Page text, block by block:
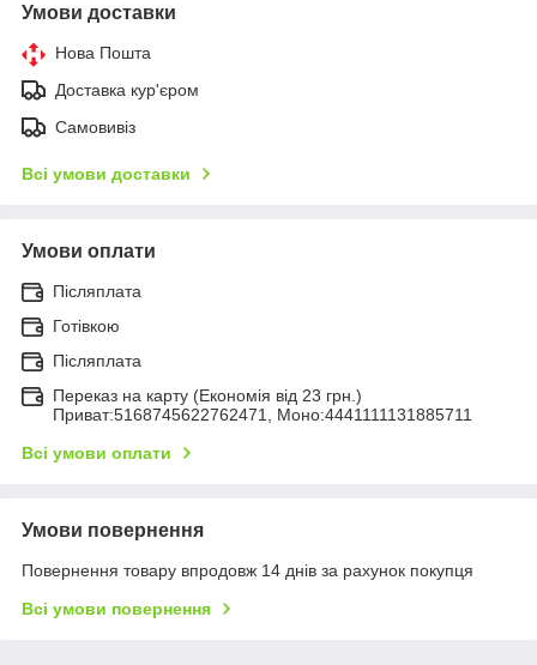
Умови доставки
Нова Пошта
Доставка кур'єром
Самовивіз
Всі умови доставки
Умови оплати
Післяплата
Готівкою
Післяплата
Переказ на карту (Економія від 23 грн.)
Приват:5168745622762471, Моно:4441111131885711
Всі умови оплати
Умови повернення
Повернення товару впродовж 14 днів за рахунок покупця
Всі умови повернення